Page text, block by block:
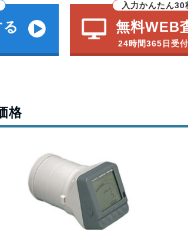
入力かんたん30
無料WEB
24時間365日受付
格